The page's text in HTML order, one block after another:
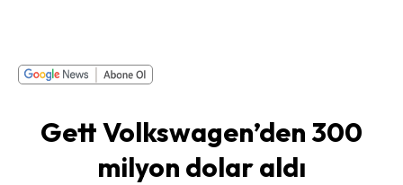
Gett Volkswagen’den 300
milyon dolar aldı